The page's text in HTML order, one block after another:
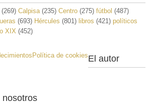
(269) Calpisa(235) Centro (275) fútbol (487)
(693) Hércules (801) libros (421) políticos
XIX (452)
Política de cookiesEl autor
nosotros